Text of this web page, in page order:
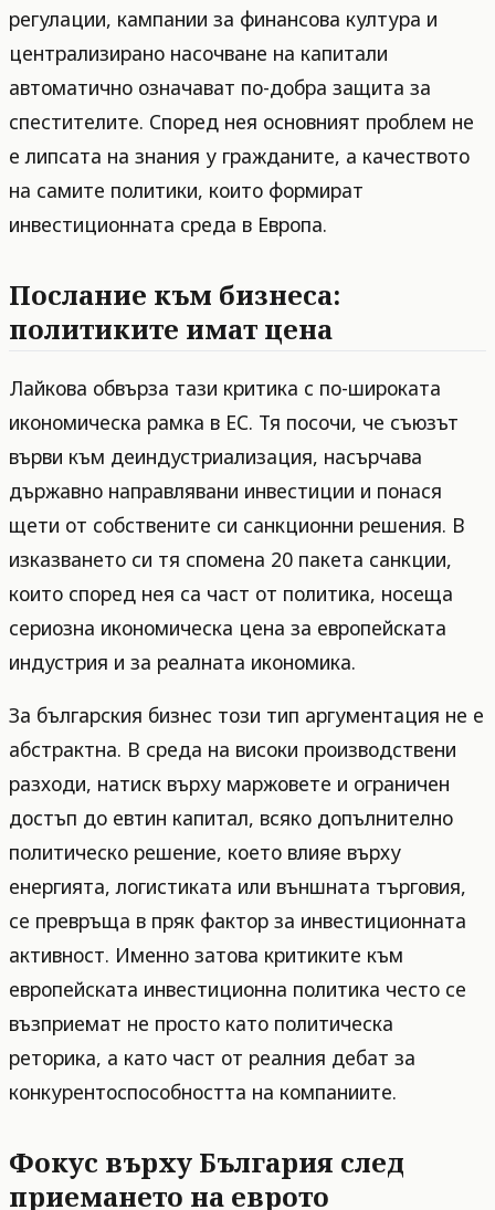
регулации, кампании за финансова култура и
централизирано насочване на капитали
автоматично означават по-добра защита за
спестителите. Според нея основният проблем не
е липсата на знания у гражданите, а качеството
на самите политики, които формират
инвестиционната среда в Европа.
Послание към бизнеса:
политиките имат цена
Лайкова обвърза тази критика с по-широката
икономическа рамка в ЕС. Тя посочи, че съюзът
върви към деиндустриализация, насърчава
държавно направлявани инвестиции и понася
щети от собствените си санкционни решения. В
изказването си тя спомена 20 пакета санкции,
които според нея са част от политика, носеща
сериозна икономическа цена за европейската
индустрия и за реалната икономика.
За българския бизнес този тип аргументация не е
абстрактна. В среда на високи производствени
разходи, натиск върху маржовете и ограничен
достъп до евтин капитал, всяко допълнително
политическо решение, което влияе върху
енергията, логистиката или външната търговия,
се превръща в пряк фактор за инвестиционната
активност. Именно затова критиките към
европейската инвестиционна политика често се
възприемат не просто като политическа
реторика, а като част от реалния дебат за
конкурентоспособността на компаниите.
Фокус върху България след
приемането на еврото